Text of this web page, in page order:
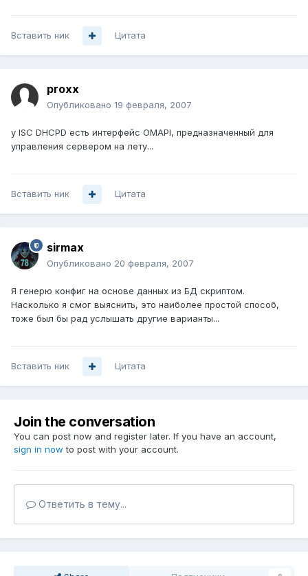
Вставить ник Цитата
proxx
Опубликовано 19 февраля, 2007
у ISC DHCPD есть интерфейс OMAPI, предназначенный для
управления сервером на лету...
Вставить ник Цитата
sirmax
Опубликовано 20 февраля, 2007
Я генерю конфиг на основе данных из БД скриптом.
Насколько я смог выяснить, это наиболее простой способ,
тоже был бы рад услышать другие варианты...
Вставить ник Цитата
Join the conversation
You can post now and register later. If you have an account,
sign in now to post with your account.
Ответить в тему...